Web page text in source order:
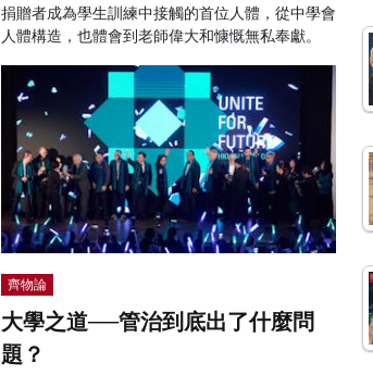
捐贈者成為學生訓練中接觸的首位人體，從中學會
人體構造，也體會到老師偉大和慷慨無私奉獻。
齊物論
大學之道──管治到底出了什麼問
題？